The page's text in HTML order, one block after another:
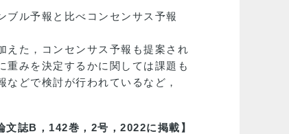
ブル予報と比べコンセンサス予報
えた，コンセンサス予報も提案され
みを決定するかに関しては課題も
どで検討が行われているなど，
文誌B，142巻，2号，2022に掲載】